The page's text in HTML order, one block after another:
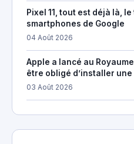
Pixel 11, tout est déjà là,
smartphones de Google
04 Août 2026
Apple a lancé au
être obligé d’installer
03 Août 2026